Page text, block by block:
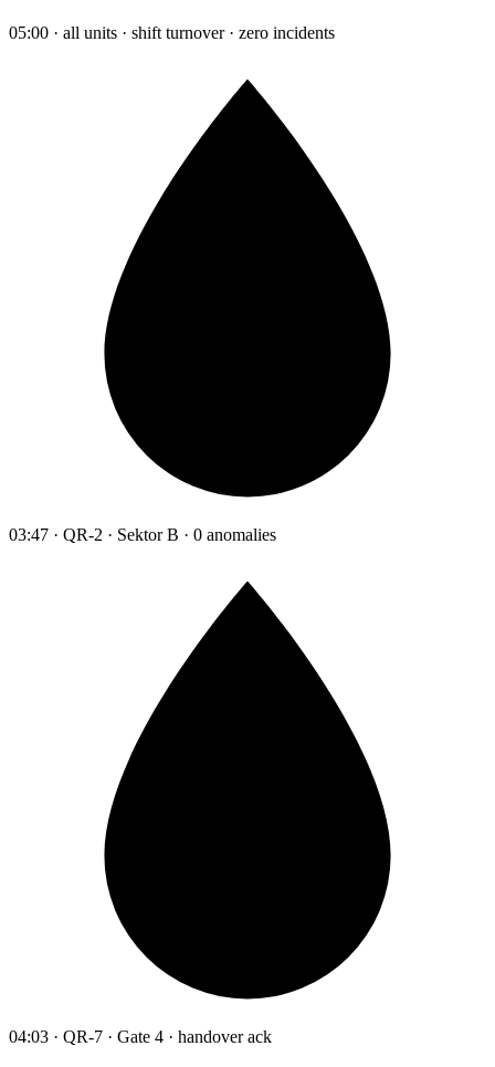
05:00 · all units · shift turnover · zero incidents
03:47 · QR-2 · Sektor B · 0 anomalies
04:03 · QR-7 · Gate 4 · handover ack